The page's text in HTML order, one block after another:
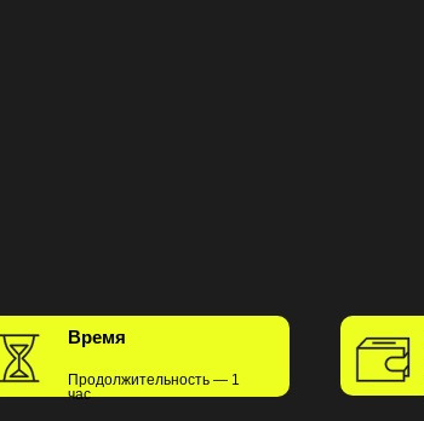
Продолжительность — 1
час
Время